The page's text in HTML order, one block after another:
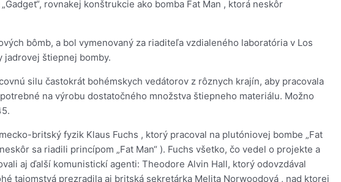
rovnakej konštrukcie ako bomba Fat Man , ktorá neskôr
bômb, a bol vymenovaný za riaditeľa vzdialeného laboratória v Los
jadrovej štiepnej bomby.
silu častokrát bohémskych vedátorov z rôznych krajín, aby pracovala
na výrobu dostatočného množstva štiepneho materiálu. Možno
britský fyzik Klaus Fuchs , ktorý pracoval na plutóniovej bombe „Fat
sa riadili princípom „Fat Man“ ). Fuchs všetko, čo vedel o projekte a
aj ďalší komunistickí agenti: Theodore Alvin Hall, ktorý odovzdával
tajomstvá prezradila aj britská sekretárka Melita Norwoodová , nad ktorej